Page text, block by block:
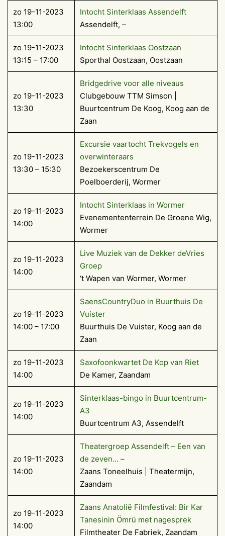
zo 19-11-2023
13:00
Intocht Sinterklaas Assendelft
Assendelft, –
zo 19-11-2023
13:15 – 17:00
Intocht Sinterklaas Oostzaan
Sporthal Oostzaan, Oostzaan
zo 19-11-2023
13:30
Bridgedrive voor alle niveaus
Clubgebouw TTM Simson |
Buurtcentrum De Koog, Koog aan de
Zaan
zo 19-11-2023
13:30 – 15:30
Excursie vaartocht Trekvogels en
overwinteraars
Bezoekerscentrum De
Poelboerderij, Wormer
zo 19-11-2023
14:00
Intocht Sinterklaas in Wormer
Evenemententerrein De Groene Wig,
Wormer
zo 19-11-2023
14:00
Live Muziek van de Dekker deVries
Groep
‘t Wapen van Wormer, Wormer
zo 19-11-2023
14:00 – 17:00
SaensCountryDuo in Buurthuis De
Vuister
Buurthuis De Vuister, Koog aan de
Zaan
zo 19-11-2023
14:00
Saxofoonkwartet De Kop van Riet
De Kamer, Zaandam
zo 19-11-2023
14:00
Sinterklaas-bingo in Buurtcentrum-
A3
Buurtcentrum A3, Assendelft
zo 19-11-2023
14:00
Theatergroep Assendelft – Een van
de zeven… –
Zaans Toneelhuis | Theatermijn,
Zaandam
zo 19-11-2023
14:00
Zaans Anatolië Filmfestival: Bir Kar
Tanesinin Ömrü met nagesprek
Filmtheater De Fabriek, Zaandam